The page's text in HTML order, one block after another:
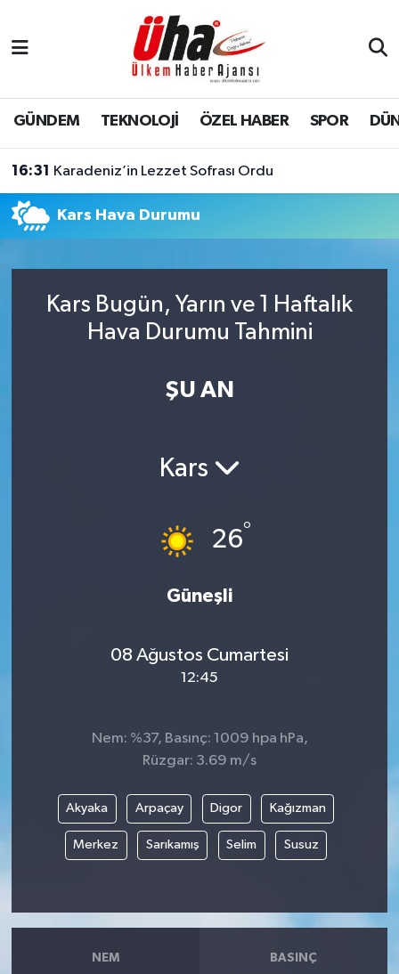
GÜNDEM TEKNOLOJİ ÖZEL HABER SPOR
16:31 Karadeniz’in Lezzet Sofrası Ordu
Kars Hava Durumu
Kars Bugün, Yarın ve 1 Haftalık
Hava Durumu Tahmini
ŞU AN
Kars
26°
Güneşli
08 Ağustos Cumartesi
12:45
Nem: %37, Basınç: 1009 hpa hPa,
Rüzgar: 3.69 m/s
Akyaka Arpaçay Digor Kağızman
Merkez Sarıkamış Selim Susuz
NEM BASINÇ
İstanbul Nöbetçi Eczaneler
İstanbul Hava Durumu
Tüm Manşetler
Son Dakika Haberleri